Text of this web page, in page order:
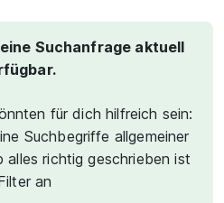
Suchanfrage aktuell
für dich hilfreich sein:
Suchbegriffe allgemeiner
alles richtig geschrieben ist
an